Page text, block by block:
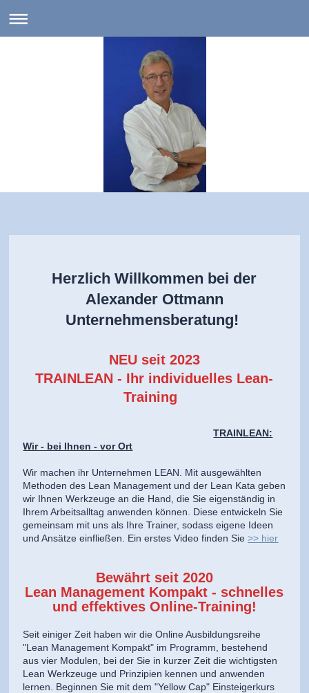
Alexander Ottmann
Herzlich Willkommen bei der
Alexander Ottmann
Unternehmensberatung!
NEU seit 2023
TRAINLEAN - Ihr individuelles Lean-
Training
TRAINLEAN:
Wir - bei Ihnen - vor Ort
Wir machen ihr Unternehmen LEAN. Mit ausgewählten
Methoden des Lean Management und der Lean Kata geben
wir Ihnen Werkzeuge an die Hand, die Sie eigenständig in
Ihrem Arbeitsalltag anwenden können. Diese entwickeln Sie
gemeinsam mit uns als Ihre Trainer, sodass eigene Ideen
und Ansätze einfließen. Ein erstes Video finden Sie>> hier
Bewährt seit 2020
Lean Management Kompakt - schnelles
und effektives Online-Training!
Seit einiger Zeit haben wir die Online Ausbildungsreihe
"Lean Management Kompakt" im Programm, bestehend
aus vier Modulen, bei der Sie in kurzer Zeit die wichtigsten
Lean Werkzeuge und Prinzipien kennen und anwenden
lernen. Beginnen Sie mit dem "Yellow Cap" Einsteigerkurs